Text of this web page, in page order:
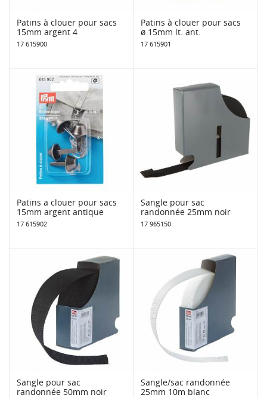
Patins à clouer pour sacs
15mm argent 4
17 615900
Patins à clouer pour sacs
ø 15mm lt. ant.
17 615901
Patins a clouer pour sacs
15mm argent antique
17 615902
Sangle pour sac
randonnée 25mm noir
17 965150
Sangle pour sac
randonnée 50mm noir
Sangle/sac randonnée
25mm 10m blanc